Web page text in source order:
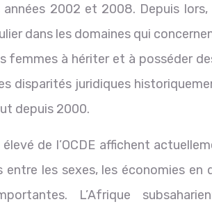
2002 et 2008. Depuis
dans les domaines qui
femmes à hériter et à posséder
disparités juridiques
depuis 2000.
de l’OCDE affichent
entre les sexes, les économies
L’Afrique